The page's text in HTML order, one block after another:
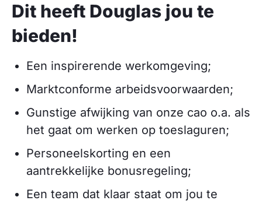
Dit heeft Douglas jou te
bieden!
Een inspirerende werkomgeving;
Marktconforme arbeidsvoorwaarden;
Gunstige afwijking van onze cao o.a. als
het gaat om werken op toeslaguren;
Personeelskorting en een
aantrekkelijke bonusregeling;
Een team dat klaar staat om jou te